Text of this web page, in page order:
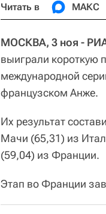
Читать в МАКС
МОСКВА, 3 ноя -
выиграли короткую
международной
французском Анже.
Их результат
Мачи (65,31) из
(59,04) из Франции.
Этап во Франции